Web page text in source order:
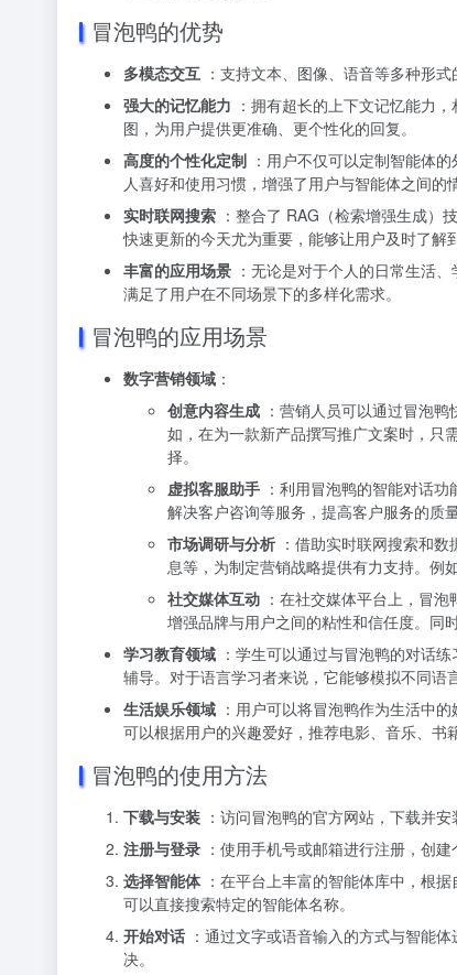
冒泡鸭的优势
多模态交互 ：支持文本、图像、语音等多种形
强大的记忆能力 ：拥有超长的上下文记忆能力
图，为用户提供更准确、更个性化的回复。
高度的个性化定制 ：用户不仅可以定制智能体
人喜好和使用习惯，增强了用户与智能体之间的
实时联网搜索 ：整合了 RAG（检索增强生成）
快速更新的今天尤为重要，能够让用户及时了解
丰富的应用场景 ：无论是对于个人的日常生活
满足了用户在不同场景下的多样化需求。
冒泡鸭的应用场景
数字营销领域 ：
创意内容生成 ：营销人员可以通过冒泡
如，在为一款新产品撰写推广文案时，只
择。
虚拟客服助手 ：利用冒泡鸭的智能对话
解决客户咨询等服务，提高客户服务的质
市场调研与分析 ：借助实时联网搜索和
息等，为制定营销战略提供有力支持。例
社交媒体互动 ：在社交媒体平台上，冒
增强品牌与用户之间的粘性和信任度。同
学习教育领域 ：学生可以通过与冒泡鸭的对话
辅导。对于语言学习者来说，它能够模拟不同语
生活娱乐领域 ：用户可以将冒泡鸭作为生活中
可以根据用户的兴趣爱好，推荐电影、音乐、书
冒泡鸭的使用方法
下载与安装 ：访问冒泡鸭的官方网站，下载并
注册与登录 ：使用手机号或邮箱进行注册，创
选择智能体：在平台上丰富的智能体库中，根
可以直接搜索特定的智能体名称。
开始对话 ：通过文字或语音输入的方式与智能
决。